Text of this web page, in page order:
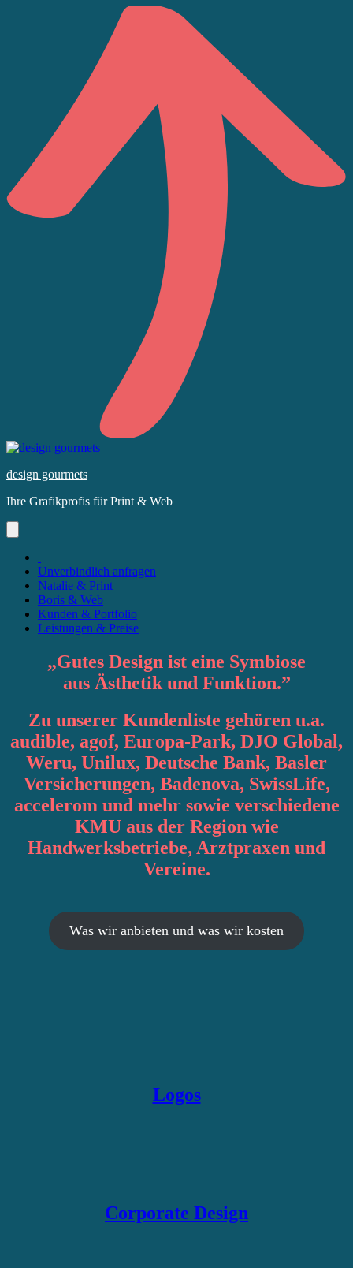
Skip
content
design gourmets
Ihre Grafikprofis für Print & Web
Unverbindlich anfragen
Natalie & Print
Boris & Web
Kunden & Portfolio
Leistungen & Preise
„Gutes Design ist eine Symbiose
aus Ästhetikund Funktion.”
Zu unserer Kundenliste gehören u.a.
audible, agof, Europa-Park, DJO Global,
Weru, Unilux, Deutsche Bank, Basler
Versicherungen, Badenova, SwissLife,
accelerom und mehr sowie verschiedene
KMU aus der Region wie
Handwerksbetriebe, Arztpraxen und
Vereine.
Was wir anbieten und was wir kosten
Logos
Corporate Design